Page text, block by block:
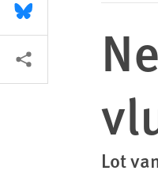
Lot
Share this via Bluesky
More sharing options